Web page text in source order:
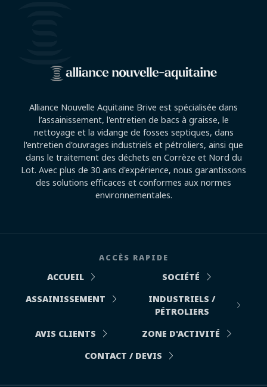
Alliance Nouvelle Aquitaine Brive est spécialisée dans
l’assainissement, l'entretien de bacs à graisse, le
nettoyage et la vidange de fosses septiques, dans
l'entretien d'ouvrages industriels et pétroliers, ainsi que
dans le traitement des déchets en Corrèze et Nord du
Lot. Avec plus de 30 ans d'expérience, nous garantissons
des solutions efficaces et conformes aux normes
environnementales.
ACCÈS RAPIDE
ACCUEIL
SOCIÉTÉ
ASSAINISSEMENT
INDUSTRIELS /
PÉTROLIERS
AVIS CLIENTS
ZONE D'ACTIVITÉ
CONTACT / DEVIS